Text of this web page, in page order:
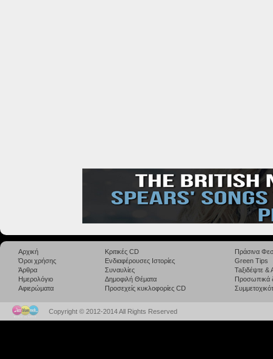
Αρχική
Όροι χρήσης
Άρθρα
Ημερολόγιο
Αφιερώματα
Κριτικές CD
Ενδιαφέρουσες Ιστορίες
Συναυλίες
Δημοφιλή Θέματα
Προσεχείς κυκλοφορίες CD
Πράσινα
Green Tips
Taξιδέψτε
Προσωπικά
Copyright © 2012-2014 All Rights Reserved